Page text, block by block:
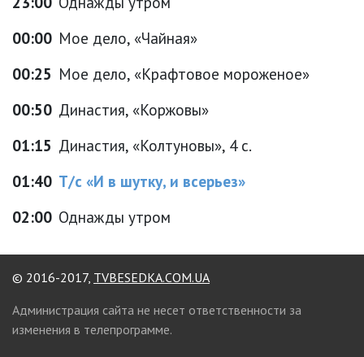
00:00 Мое дело, «Чайная»
00:25 Мое дело, «Крафтовое мороженое»
00:50 Династия, «Коржовы»
01:15 Династия, «Колтуновы», 4 с.
01:40 Т/с «И в шутку, и всерьез»
02:00 Однажды утром
© 2016-2017, TVBESEDKA.COM.UA
Администрация сайта не несет ответственности за
изменения в телепрограмме.